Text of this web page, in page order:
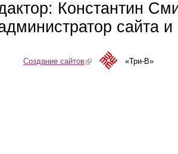
Константин
сайта
Создание сайтов(link is external)«Три-В»